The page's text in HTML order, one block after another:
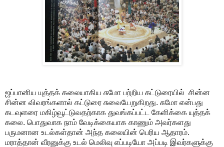
ஜப்பானிய யுத்தக் கலையாகிய சுமோ பற்றிய கட்டுரையில் சின்ன
சின்ன விவரங்களால் கட்டுரை சுவையேறுகிறது. சுமோ என்பது
கடவுளரை மகிழ்வூட்டுவதற்காக துவங்கப்பட்ட கேளிக்கை யுத்தக்
கலை. பொதுவாக நாம் வேடிக்கையாக காணும் அவர்களது
பருமனான உடல்கள்தான் அந்த கலையின் பெரிய ஆதாரம்.
மராத்தான் வீரனுக்கு உடல் மெலிவு எப்படியோ அப்படி இவர்களுக்கு